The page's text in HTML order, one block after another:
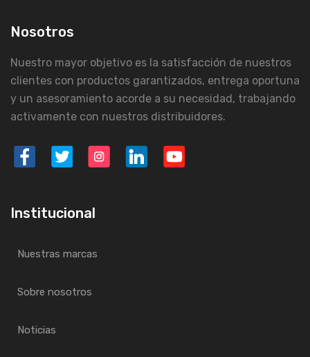
Nosotros
Nuestro mayor objetivo es la satisfacción de nuestros
clientes con productos garantizados, entrega oportuna
y un asesoramiento acorde a su necesidad, trabajando
activamente con nuestros distribuidores.
Institucional
Nuestras marcas
Sobre nosotros
Noticias